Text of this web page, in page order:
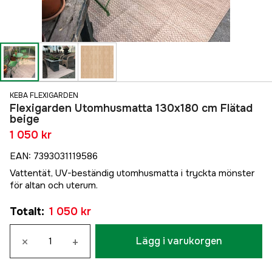
KEBA FLEXIGARDEN
Flexigarden Utomhusmatta 130x180 cm Flätad
beige
1 050 kr
EAN: 7393031119586
Vattentät, UV-beständig utomhusmatta i tryckta mönster
för altan och uterum.
Totalt: 1 050 kr
× + Lägg i varukorgen